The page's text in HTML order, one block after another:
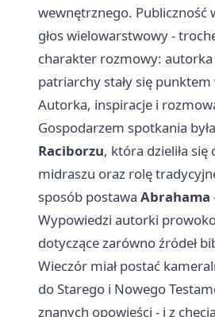
wewnętrznego. Publiczność
głos wielowarstwowy -
charakter rozmowy: autorka
patriarchy stały się
Autorka, inspiracje i
Gospodarzem spotkania była
Raciborzu, która dzieliła
midraszu oraz rolę
sposób postawa Abrahama
Wypowiedzi autorki
dotyczące zarówno źródeł
Wieczór miał postać
do Starego i Nowego
znanych opowieści - i z